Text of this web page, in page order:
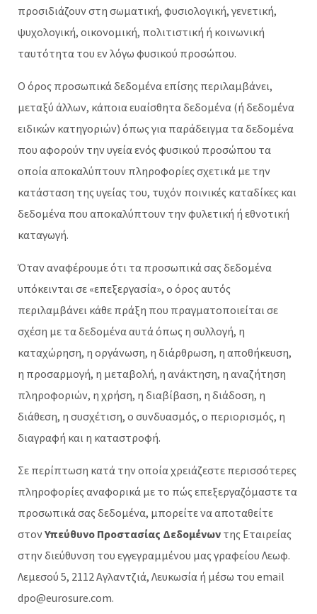
προσιδιάζουν στη σωματική, φυσιολογική, γενετική,
ψυχολογική, οικονομική, πολιτιστική ή κοινωνική
ταυτότητα του εν λόγω φυσικού προσώπου.
Ο όρος προσωπικά δεδομένα επίσης περιλαμβάνει,
μεταξύ άλλων, κάποια ευαίσθητα δεδομένα (ή δεδομένα
ειδικών κατηγοριών) όπως για παράδειγμα τα δεδομένα
που αφορούν την υγεία ενός φυσικού προσώπου τα
οποία αποκαλύπτουν πληροφορίες σχετικά με την
κατάσταση της υγείας του, τυχόν ποινικές καταδίκες και
δεδομένα που αποκαλύπτουν την φυλετική ή εθνοτική
καταγωγή.
Όταν αναφέρουμε ότι τα προσωπικά σας δεδομένα
υπόκεινται σε «επεξεργασία», ο όρος αυτός
περιλαμβάνει κάθε πράξη που πραγματοποιείται σε
σχέση με τα δεδομένα αυτά όπως η συλλογή, η
καταχώρηση, η οργάνωση, η διάρθρωση, η αποθήκευση,
η προσαρμογή, η μεταβολή, η ανάκτηση, η αναζήτηση
πληροφοριών, η χρήση, η διαβίβαση, η διάδοση, η
διάθεση, η συσχέτιση, ο συνδυασμός, ο περιορισμός, η
διαγραφή και η καταστροφή.
Σε περίπτωση κατά την οποία χρειάζεστε περισσότερες
πληροφορίες αναφορικά με το πώς επεξεργαζόμαστε τα
προσωπικά σας δεδομένα, μπορείτε να αποταθείτε
στονΥπεύθυνο Προστασίας Δεδομένων της Εταιρείας
στην διεύθυνση του εγγεγραμμένου μας γραφείου Λεωφ.
Λεμεσού 5, 2112 Αγλαντζιά, Λευκωσία ή μέσω του email
dpo@eurosure.com.